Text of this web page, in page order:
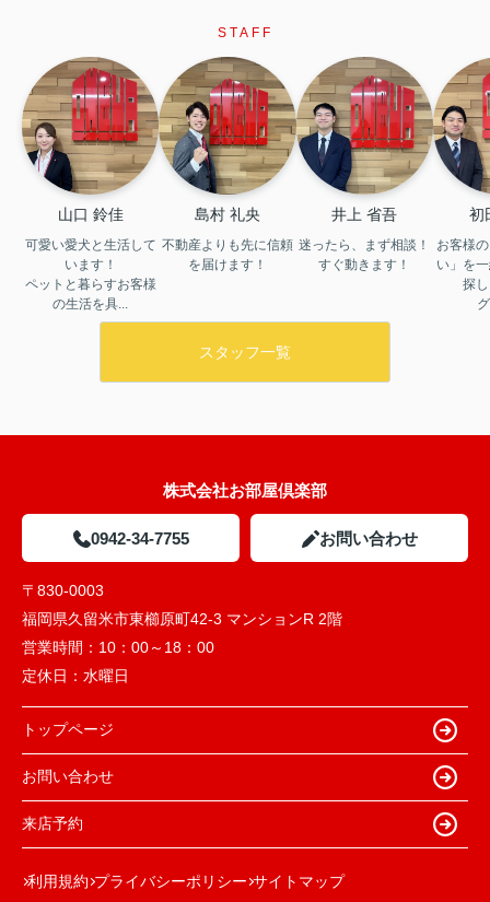
STAFF
山口 鈴佳
可愛い愛犬と生活して
います！
ペットと暮らすお客様
の生活を具...
島村 礼央
不動産よりも先に信頼
を届けます！
井上 省吾
迷ったら、まず相談！
すぐ動きます！
初
お客様
い」を
探
スタッフ一覧
株式会社お部屋倶楽部
0942-34-7755 お問い合わせ
〒830-0003
福岡県久留米市東櫛原町42-3 マンションR 2階
営業時間： 10：00～18：00
定休日： 水曜日
トップページ
お問い合わせ
来店予約
利用規約 プライバシーポリシー サイトマップ